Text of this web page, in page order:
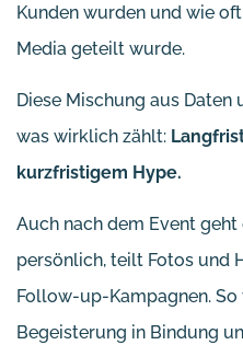
Kunden wurden und wie
Media geteilt wurde.
Diese Mischung aus Daten
was wirklich zählt:
kurzfristigem Hype.
Auch nach dem Event
persönlich, teilt Fotos und
Follow-up-Kampagnen.
Begeisterung in Bindung